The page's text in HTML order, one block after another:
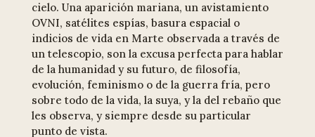
cielo. Una aparición mariana, un avistamiento
OVNI, satélites espías, basura espacial o
indicios de vida en Marte observada a través de
un telescopio, son la excusa perfecta para hablar
de la humanidad y su futuro, de filosofía,
evolución, feminismo o de la guerra fría, pero
sobre todo de la vida, la suya, y la del rebaño que
les observa, y siempre desde su particular
punto de vista.